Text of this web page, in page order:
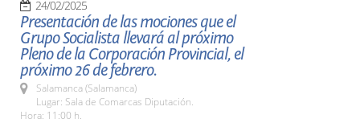
24/02/2025
Presentación de las mociones que el
Grupo Socialista llevará al próximo
Pleno de la Corporación Provincial, el
próximo 26 de febrero.
Salamanca (Salamanca)
Lugar: Sala de Comarcas Diputación.
Hora: 11:00 h.